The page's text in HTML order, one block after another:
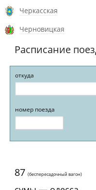
Черкасская
Черновицкая
Расписание
откуда
номер поезда
87 (беспересадочный вагон)